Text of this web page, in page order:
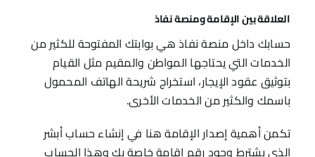
العلاقة بين الإقامة ومنصة نفاذ
حسابك داخل منصة نفاذ هي بوابتك المفتوحة للكثير من
الخدمات التي يحتاجها المواطن والمقيم مثل القيام
بتوثيق عقود الإيجار، استخراج شريحة الهاتف المحمول
باسمك والكثير من الخدمات الأخرى.
تكمن أهمية إصدار الإقامة هنا في إنشاء حساب أبشر
الذي يشترط وجود رقم إقامة خاصة بك وهذا الحساب